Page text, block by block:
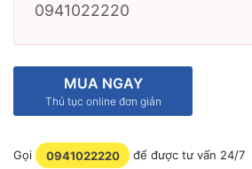
0941022220
MUA NGAY
Thủ tục online đơn giản
Gọi 0941022220 để được tư vấn 24/7